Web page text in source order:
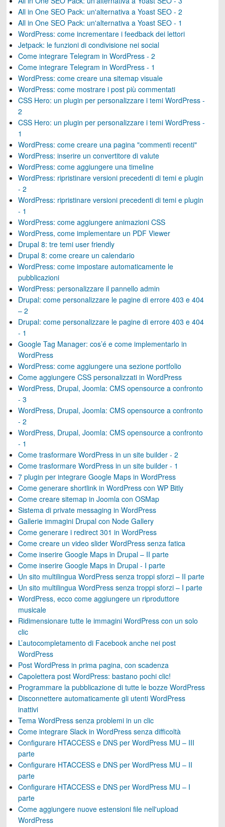
All in One SEO Pack: un'alternativa a Yoast SEO - 2
All in One SEO Pack: un'alternativa a Yoast SEO - 1
WordPress: come incrementare i feedback dei lettori
Jetpack: le funzioni di condivisione nei social
Come integrare Telegram in WordPress - 2
Come integrare Telegram in WordPress - 1
WordPress: come creare una sitemap visuale
WordPress: come mostrare i post più commentati
CSS Hero: un plugin per personalizzare i temi WordPress -
2
CSS Hero: un plugin per personalizzare i temi WordPress -
1
WordPress: come creare una pagina "commenti recenti"
WordPress: inserire un convertitore di valute
WordPress: come aggiungere una timeline
WordPress: ripristinare versioni precedenti di temi e plugin
- 2
WordPress: ripristinare versioni precedenti di temi e plugin
- 1
WordPress: come aggiungere animazioni CSS
WordPress, come implementare un PDF Viewer
Drupal 8: tre temi user friendly
Drupal 8: come creare un calendario
WordPress: come impostare automaticamente le
pubblicazioni
WordPress: personalizzare il pannello admin
Drupal: come personalizzare le pagine di errore 403 e 404
– 2
Drupal: come personalizzare le pagine di errore 403 e 404
- 1
Google Tag Manager: cos’é e come implementarlo in
WordPress
WordPress: come aggiungere una sezione portfolio
Come aggiungere CSS personalizzati in WordPress
WordPress, Drupal, Joomla: CMS opensource a confronto
- 3
WordPress, Drupal, Joomla: CMS opensource a confronto
- 2
WordPress, Drupal, Joomla: CMS opensource a confronto
- 1
Come trasformare WordPress in un site builder - 2
Come trasformare WordPress in un site builder - 1
7 plugin per integrare Google Maps in WordPress
Come generare shortlink in WordPress con WP Bitly
Come creare sitemap in Joomla con OSMap
Sistema di private messaging in WordPress
Gallerie immagini Drupal con Node Gallery
Come generare i redirect 301 in WordPress
Come creare un video slider WordPress senza fatica
Come inserire Google Maps in Drupal – II parte
Come inserire Google Maps in Drupal - I parte
Un sito multilingua WordPress senza troppi sforzi – II parte
Un sito multilingua WordPress senza troppi sforzi – I parte
WordPress, ecco come aggiungere un riproduttore
musicale
Ridimensionare tutte le immagini WordPress con un solo
clic
L’autocompletamento di Facebook anche nei post
WordPress
Post WordPress in prima pagina, con scadenza
Capolettera post WordPress: bastano pochi clic!
Programmare la pubblicazione di tutte le bozze WordPress
Disconnettere automaticamente gli utenti WordPress
inattivi
Tema WordPress senza problemi in un clic
Come integrare Slack in WordPress senza difficoltà
Configurare HTACCESS e DNS per WordPress MU – III
parte
Configurare HTACCESS e DNS per WordPress MU – II
parte
Configurare HTACCESS e DNS per WordPress MU – I
parte
Come aggiungere nuove estensioni file nell'upload
WordPress